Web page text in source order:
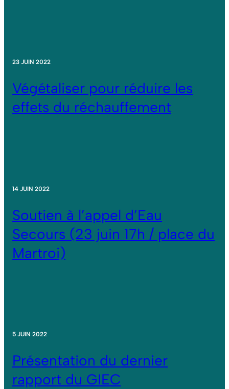
23 JUIN 2022
Végétaliser pour réduire les
effets du réchauffement
14 JUIN 2022
Soutien à l’appel d’Eau
Secours (23 juin 17h / place du
Martroi)
5 JUIN 2022
Présentation du dernier
rapport du GIEC